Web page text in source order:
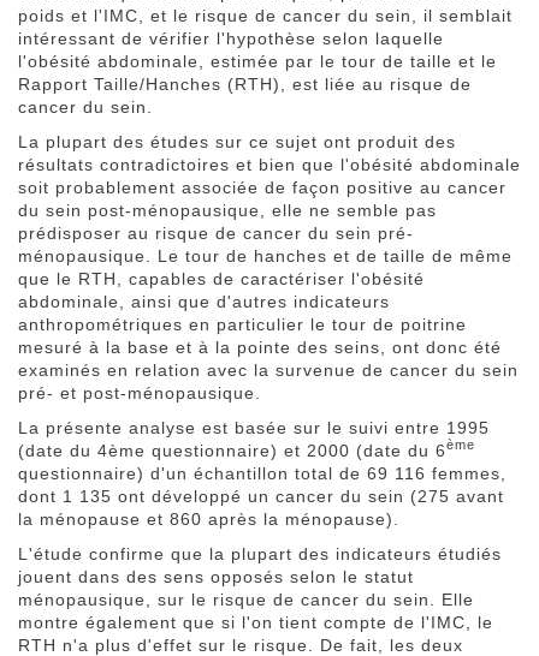
poids et l'IMC, et le risque de cancer du sein, il semblait
intéressant de vérifier l'hypothèse selon laquelle
l'obésité abdominale, estimée par le tour de taille et le
Rapport Taille/Hanches (RTH), est liée au risque de
cancer du sein.
La plupart des études sur ce sujet ont produit des
résultats contradictoires et bien que l'obésité abdominale
soit probablement associée de façon positive au cancer
du sein post-ménopausique, elle ne semble pas
prédisposer au risque de cancer du sein pré-
ménopausique. Le tour de hanches et de taille de même
que le RTH, capables de caractériser l'obésité
abdominale, ainsi que d'autres indicateurs
anthropométriques en particulier le tour de poitrine
mesuré à la base et à la pointe des seins, ont donc été
examinés en relation avec la survenue de cancer du sein
pré- et post-ménopausique.
La présente analyse est basée sur le suivi entre 1995
(date du 4ème questionnaire) et 2000 (date du 6ème
questionnaire) d'un échantillon total de 69 116 femmes,
dont 1 135 ont développé un cancer du sein (275 avant
la ménopause et 860 après la ménopause).
L'étude confirme que la plupart des indicateurs étudiés
jouent dans des sens opposés selon le statut
ménopausique, sur le risque de cancer du sein. Elle
montre également que si l'on tient compte de l'IMC, le
RTH n'a plus d'effet sur le risque. De fait, les deux